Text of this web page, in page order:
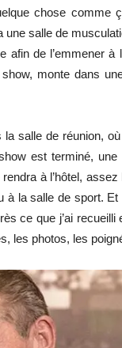
chose comme
une salle de
afin de l’emmener à
monte dans
salle de réunion,
est terminé,
à l’hôtel,
la salle de sport. Et
ce que j’ai
les photos, les